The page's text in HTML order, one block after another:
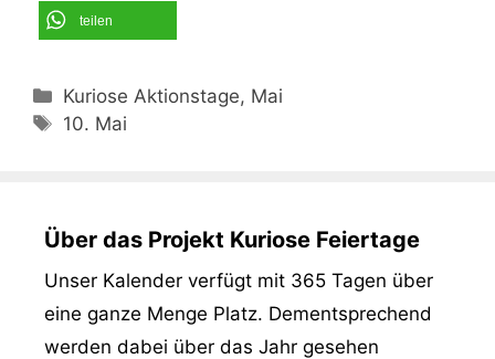
teilen
Kategorien
Kuriose Aktionstage, Mai
Schlagwörter
10. Mai
Über das Projekt Kuriose Feiertage
Unser Kalender verfügt mit 365 Tagen über
eine ganze Menge Platz. Dementsprechend
werden dabei über das Jahr gesehen